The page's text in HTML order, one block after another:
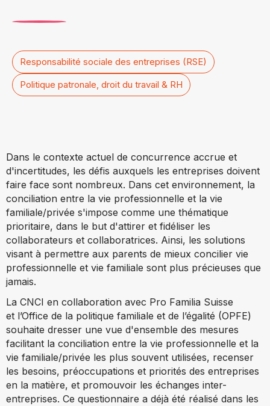
Responsabilité sociale des entreprises (RSE)
Politique patronale, droit du travail & RH
Dans le contexte actuel de concurrence accrue et
d'incertitudes, les défis auxquels les entreprises doivent
faire face sont nombreux. Dans cet environnement, la
conciliation entre la vie professionnelle et la vie
familiale/privée s'impose comme une thématique
prioritaire, dans le but d'attirer et fidéliser les
collaborateurs et collaboratrices. Ainsi, les solutions
visant à permettre aux parents de mieux concilier vie
professionnelle et vie familiale sont plus précieuses que
jamais.
La CNCI en collaboration avec Pro Familia Suisse
et l’Office de la politique familiale et de l’égalité (OPFE)
souhaite dresser une vue d'ensemble des mesures
facilitant la conciliation entre la vie professionnelle et la
vie familiale/privée les plus souvent utilisées, recenser
les besoins, préoccupations et priorités des entreprises
en la matière, et promouvoir les échanges inter-
entreprises. Ce questionnaire a déjà été réalisé dans les